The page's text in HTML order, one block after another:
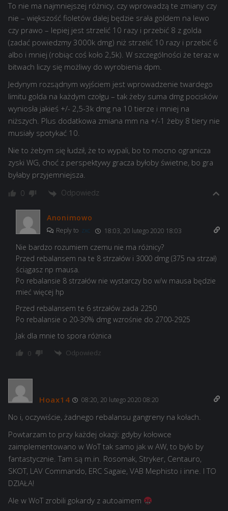
To nie ma najmniejszej różnicy, czy wprowadzą te zmiany czy
nie – większość fioletów dalej będzie srała goldem na lewo
czy prawo – lepiej jest strzelić 10 razy i przebić 8 z golda
(zadać powiedzmy 3000k dmg) niż strzelić 10 razy i przebić 6
albo i mniej (robiąc coś koło 2,5k). W szczególności że teraz w
bitwach liczy się możliwy do wyrobienia dpm.
Jedynym rozsądnym wyjściem jest wprowadzenie twardego
limitu golda na każdym czołgu – tak żeby suma dmg pocisków
wyniosła jakieś +/- 2,5-3k dmg na 10 tierze i mniej na
niższych. Plus dodatkowa zmiana mm na +/-1 żeby 8 tiery nie
musiały spotykać 10.
Nie to żebym się łudził, że to wypali, bo to mocno ogranicza
zyski WG, choć z perspektywy gracza byłoby świetne, bo gra
byłaby przyjemniejsza.
0 Odpowiedz
Anonimowo
Reply to zxc 18:03, 20 lutego 2020 18:03
Nie bardzo rozumiem czemu nie ma różnicy?
Przed rebalansem na te 8 strzałów i 3000 dmg (375 na strzał)
ściągasz np mausa.
Po rebalansie 8 strzałów nie wystarczy bo w/w mausa będzie
mieć więcej hp
Przed rebalansem te 6 strzałów zada 2250
Po rebalansie o 20-30% dmg wzrośnie do 2700-2925
Jak dla mnie to spora różnica
0 Odpowiedz
Hoax14 08:20, 20 lutego 2020 08:20
No i, oczywiście, żadnego rebalansu gangreny na kołach.
Powtarzam to przy każdej okazji: gdyby kołowce
zaimplementowano w WoT tak samo jak w AW, to było by
fantastycznie. Tam są m.in. Rosomak, Stryker, Centauro,
SKOT, LAV Commando, ERC Sagaie, VAB Mephisto i inne. I TO
DZIAŁA!
Ale w WoT zrobili gokardy z autoaimem